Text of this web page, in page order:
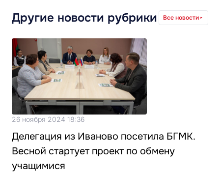
Другие новости рубрики Все новости
26 ноября 2024 18:36
Делегация из Иваново посетила БГМК.
Весной стартует проект по обмену
учащимися